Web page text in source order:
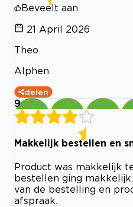
Beveelt aan
21 April 2026
Theo
Alphen
delen
9
Makkelijk bestellen en
Product was makkelijk
bestellen ging
van de bestelling en
afspraak.